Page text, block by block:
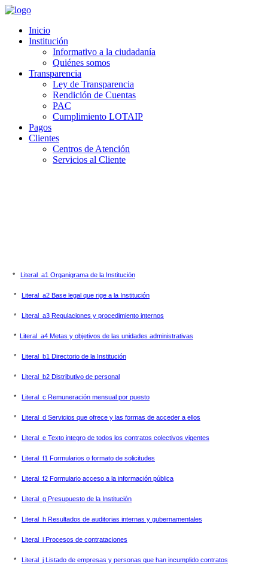
Inicio
Institución
Informativo a la ciudadanía
Quiénes somos
Transparencia
Ley de Transparencia
Rendición de Cuentas
PAC
Cumplimiento LOTAIP
Pagos
Clientes
Centros de Atención
Servicios al Cliente
* Literal_a1 Organigrama de la Institución
* Literal_a2 Base legal que rige a la Institución
* Literal_a3 Regulaciones y procedimiento internos
* Literal_a4 Metas y objetivos de las unidades administrativas
* Literal_b1 Directorio de la Institución
* Literal_b2 Distributivo de personal
* Literal_c Remuneración mensual por puesto
* Literal_d Servicios que ofrece y las formas de acceder a ellos
* Literal_e Texto integro de todos los contratos colectivos vigentes
* Literal_f1 Formularios o formato de solicitudes
* Literal_f2 Formulario acceso a la información pública
* Literal_g Presupuesto de la Institución
* Literal_h Resultados de auditorias internas y gubernamentales
* Literal_i Procesos de contrataciones
* Literal_j Listado de empresas y personas que han incumplido contratos